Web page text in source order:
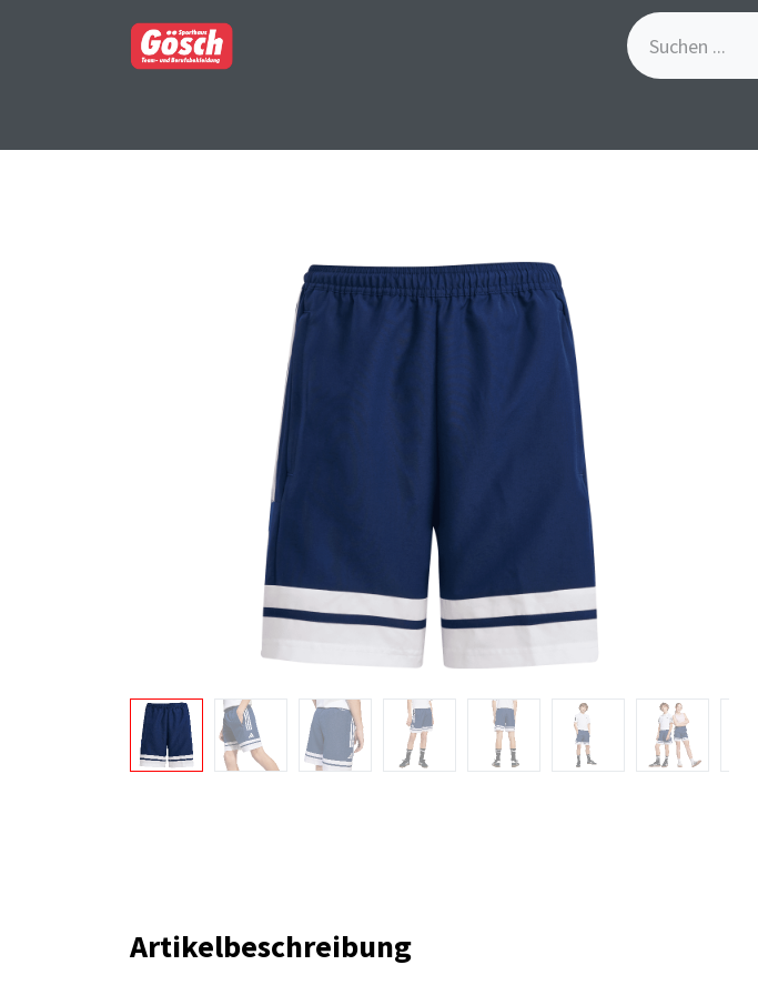
Artikelbeschreibung